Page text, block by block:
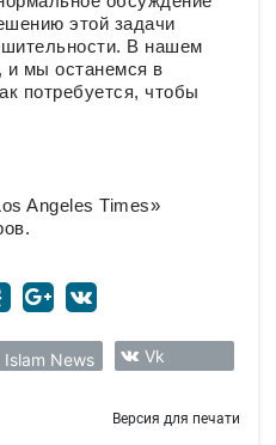
этой задачи
В нашем
и мы останемся в
потребуется, чтобы
Angeles Times»
Islam News Vk
Версия для печати